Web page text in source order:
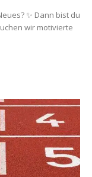
✨ Dann bist du
wir motivierte